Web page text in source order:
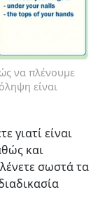
να πλένουμε
είναι
γιατί είναι
και
σωστά τα